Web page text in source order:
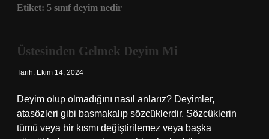
Etiket: 5 sınıf deyim nedir
Üstesinden Gelmek Deyim Mi
Tarih: Ekim 14, 2024
Deyim olup olmadığını nasıl anlarız? Deyimler,
atasözleri gibi basmakalıp sözcüklerdir. Sözcüklerin
tümü veya bir kısmı değiştirilemez veya başka